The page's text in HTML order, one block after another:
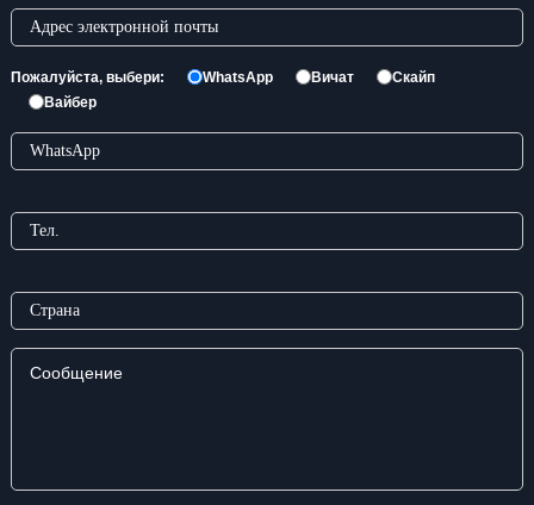
Пожалуйста, выбери: WhatsApp Вичат
Скайп
Вайбер